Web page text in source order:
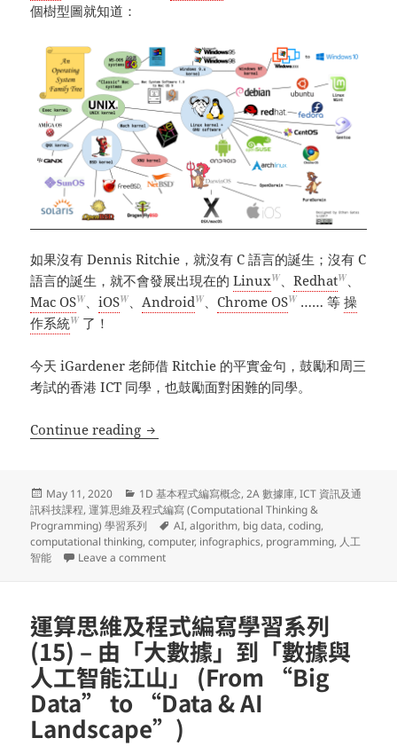
個樹型圖就知道：
如果沒有 Dennis Ritchie，就沒有 C 語言的誕生；沒有 C
語言的誕生，就不會發展出現在的LinuxW、RedhatW、
Mac OSW、iOSW、AndroidW、Chrome OSW …… 等操
作系統W 了！
今天 iGardener 老師借 Ritchie 的平實金句，鼓勵和周三
考試的香港 ICT 同學，也鼓勵面對困難的同學。
Continue reading 運算思維及程式編寫學習系列 (16) – 「
Posted
on
May 11, 2020 Categories
1D 基本程式編寫概念,2A 數據庫,ICT 資訊及通
訊科技課程,運算思維及程式編寫 (Computational Thinking &
Programming) 學習系列
Tags
AI,algorithm, big data,coding,
computational thinking,computer, infographics, programming, 人工
智能
Leave a commenton 運算思維及程式編寫學習系列 (16) – 「千里
運算思維及程式編寫學習系列
(15) – 由「大數據」到「數據與
人工智能江山」 (From “Big
Data” to “Data & AI
Landscape”)